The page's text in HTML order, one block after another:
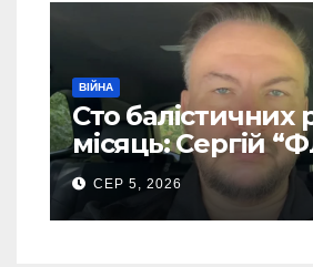
ВІЙНА
Сто балістичних
місяць: Сергій
закликав
готуватися до
СЕР 5, 2026